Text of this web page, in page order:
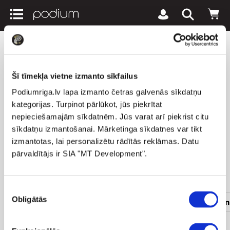
Šī tīmekļa vietne izmanto sīkfailus
Podiumriga.lv lapa izmanto četras galvenās sīkdatņu
kategorijas. Turpinot pārlūkot, jūs piekrītat
nepieciešamajām sīkdatnēm. Jūs varat arī piekrist citu
sīkdatņu izmantošanai. Mārketinga sīkdatnes var tikt
izmantotas, lai personalizētu rādītās reklāmas. Datu
pārvaldītājs ir SIA "MT Development".
izvēle
Obligātās
ICEBERG Sieviešu žaketes
0 preces
Jaunākie vispirms keyboard_arrow_down 1Visi filtri
Sieviešu apģērbi Sieviešu